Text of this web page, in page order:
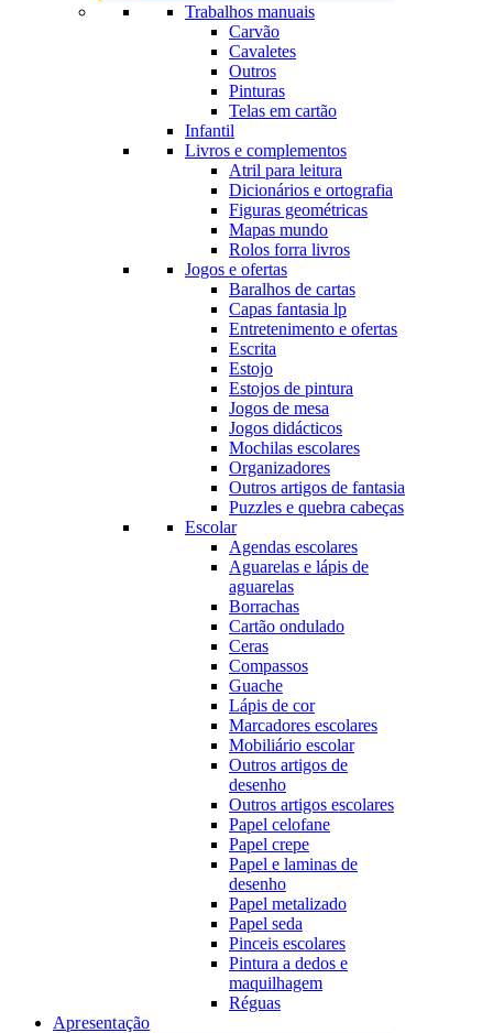
Trabalhos manuais
Carvão
Cavaletes
Outros
Pinturas
Telas em cartão
Infantil
Livros e complementos
Atril para leitura
Dicionários e ortografia
Figuras geométricas
Mapas mundo
Rolos forra livros
Jogos e ofertas
Baralhos de cartas
Capas fantasia lp
Entretenimento e ofertas
Escrita
Estojo
Estojos de pintura
Jogos de mesa
Jogos didácticos
Mochilas escolares
Organizadores
Outros artigos de fantasia
Puzzles e quebra cabeças
Escolar
Agendas escolares
Aguarelas e lápis de
aguarelas
Borrachas
Cartão ondulado
Ceras
Compassos
Guache
Lápis de cor
Marcadores escolares
Mobiliário escolar
Outros artigos de
desenho
Outros artigos escolares
Papel celofane
Papel crepe
Papel e laminas de
desenho
Papel metalizado
Papel seda
Pinceis escolares
Pintura a dedos e
maquilhagem
Réguas
Apresentação